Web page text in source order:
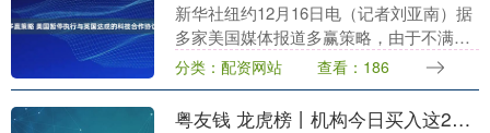
新华社纽约12月16日电（记者刘亚南）据
多家美国媒体报道多赢策略，由于不满英
国在食品、工业品标准以及数字监管领域
的政策，美国已经暂停执行今年9月与英国
达成的一份....
分类：配资网站 查看：186
粤友钱 龙虎榜丨机构今日买入这25股，卖出中国铀业1.15亿元